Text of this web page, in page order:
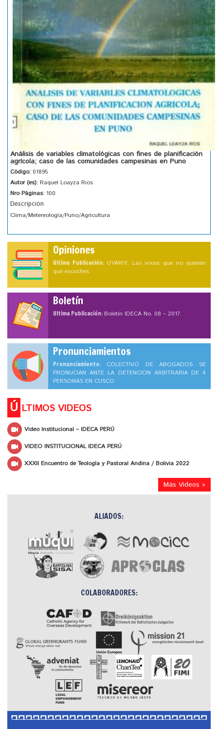
Análisis de variables climatológicas con fines de planificación
agrícola; caso de las comunidades campesinas en Puno
Código: 01895
Autor (es): Raquel Loayza Rios
Nro Páginas: 100
Descripción
Clima/Metereología/Puno/Agricultura
Opiniones
Ultima Publicación: UYARIY: Las voces que no quieren
que escuches
Boletín
Ultima Publicación:Boletín IDECA No. 08 – 2017
Pronunciamientos
Pronunciamiento: COLECTIVO DE ABOGADOS SE
PRONUCIAN ANTE LA DETENCION ARBITRARIA DE 4
PERSONAS EN CUSCO
Ú LTIMOS VIDEOS
Video Institucional – IDECA PERÚ
VIDEO INSTITUCIONAL IDECA PERÚ
XXXII Encuentro de Teología y Pastoral Andina / Bolivia 2022
Más Videos »
ALIADOS:
COLABORADORES: